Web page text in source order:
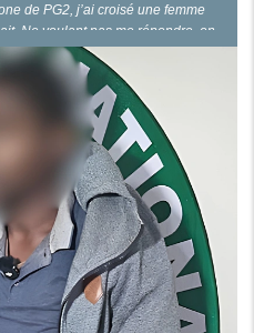
de PG2, j’ai croisé une femme
Ne voulant pas me répondre, on
de me donner son sac. Face à
dissimulée dans mon